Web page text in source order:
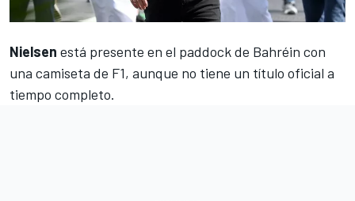
Nielsen está presente en el paddock de Bahréin con
una camiseta de F1, aunque no tiene un título oficial a
tiempo completo.